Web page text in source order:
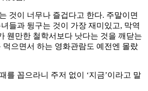
것이 너무나 즐겁다고 한다. 주말이면
들과 뒹구는 것이 가장 재미있고, 막역
웬만한 철학서보다 낫다는 것을 깨닫는
먹으면서 하는 영화관람도 예전엔 몰랐
를 꼽으라니 주저 없이 ‘지금’이라고 말